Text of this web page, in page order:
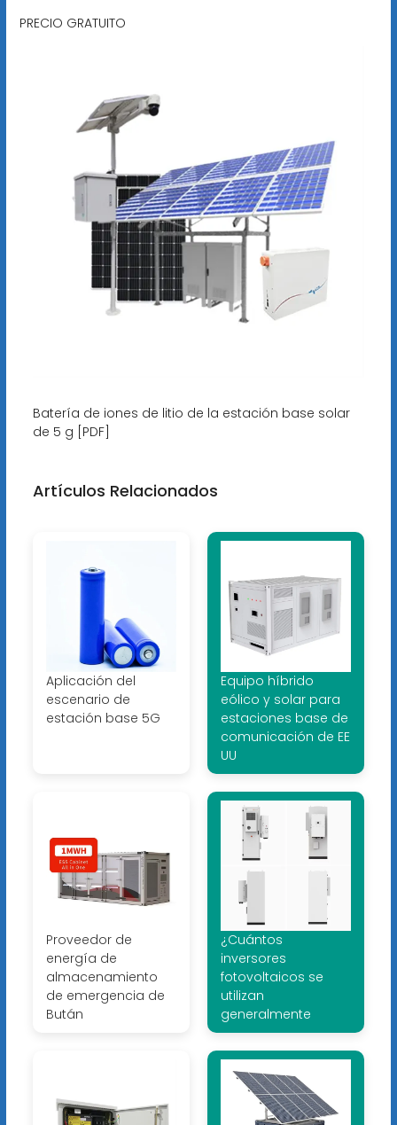
PRECIO GRATUITO
Batería de iones de litio de la estación base solar
de 5 g [PDF]
Artículos Relacionados
Aplicación del
escenario de
estación base 5G
Equipo híbrido
eólico y solar para
estaciones base de
comunicación de EE
UU
Proveedor de
energía de
almacenamiento
de emergencia de
Bután
¿Cuántos
inversores
fotovoltaicos se
utilizan
generalmente